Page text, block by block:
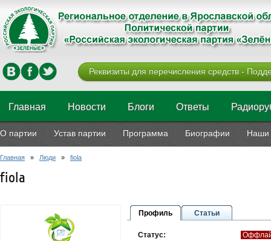
Реквизиты для перечисления средств -
Главная Новости Блоги Ответы
О партии Устав партии Программа Биографии Наши
Главная » Люди » fiola
fiola
Профиль Статьи
Статус: